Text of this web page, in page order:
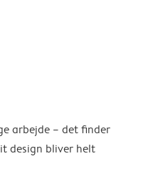
arbejde – det finder
design bliver helt